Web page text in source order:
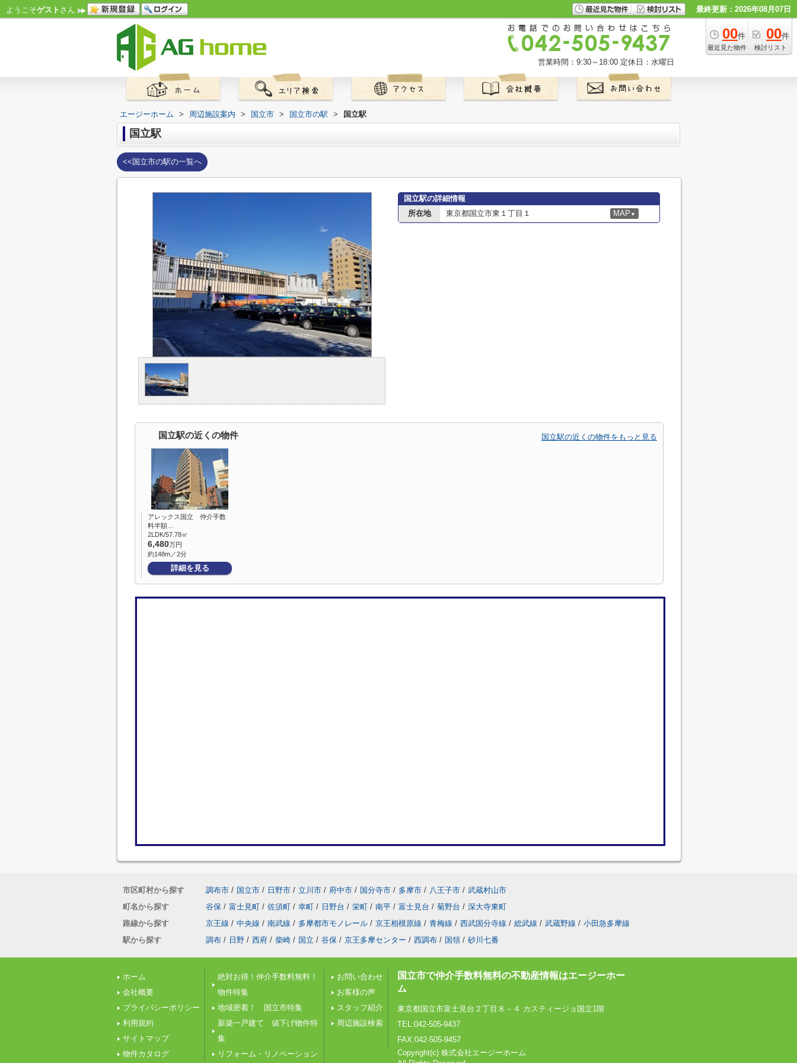
ようこそゲスト さん 最終更新：2026年08月07日
00件
最近見た物件
00件
検討リスト
営業時間：9:30～18:00 定休日：水曜日
エージーホーム > 周辺施設案内 > 国立市 > 国立市の駅 > 国立駅
国立駅
<<国立市の駅の一覧へ
国立駅の詳細情報
所在地
東京都国立市東１丁目１ MAP ▼
国立駅の近くの物件 国立駅の近くの物件をもっと見る
アレックス国立 仲介手数
料半額…
2LDK/57.78㎡
6,480万円
約148m／2分
詳細を見る
市区町村から探す 調布市 / 国立市 / 日野市 / 立川市 / 府中市 / 国分寺市 / 多摩市 / 八王子市 / 武蔵村山市
町名から探す
谷保 / 富士見町 / 佐須町 / 幸町 / 日野台 / 栄町 / 南平 / 富士見台 / 菊野台 / 深大寺東町
路線から探す
京王線 / 中央線 / 南武線 / 多摩都市モノレール / 京王相模原線 / 青梅線 / 西武国分寺線 / 総武線 / 武蔵野線 / 小田急多摩線
駅から探す
調布 / 日野 / 西府 / 柴崎 / 国立 / 谷保 / 京王多摩センター / 西調布 / 国領 / 砂川七番
ホーム
会社概要
プライバシーポリシー
利用規約
サイトマップ
物件カタログ
絶対お得！仲介手数料無料！
物件特集
地域密着！ 国立市特集
新築一戸建て 値下げ物件特
集
リフォーム・リノベーション
お問い合わせ
お客様の声
スタッフ紹介
周辺施設検索
国立市で仲介手数料無料の不動産情報はエージーホー
ム
東京都国立市富士見台２丁目８－４ カスティージョ国立1階
TEL:042-505-9437
FAX:042-505-9457
Copyright(c) 株式会社エージーホーム